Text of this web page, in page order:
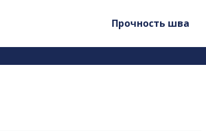
Прочность шва